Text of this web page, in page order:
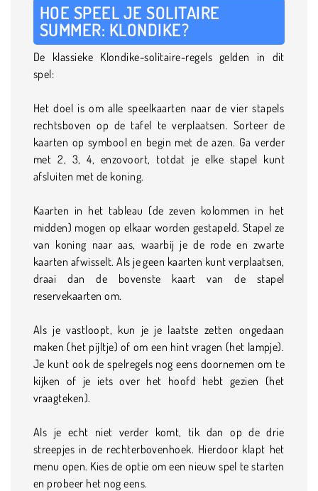
HOE SPEEL JE SOLITAIRE
SUMMER: KLONDIKE?
De klassieke Klondike-solitaire-regels gelden in dit
spel:
Het doel is om alle speelkaarten naar de vier stapels
rechtsboven op de tafel te verplaatsen. Sorteer de
kaarten op symbool en begin met de azen. Ga verder
met 2, 3, 4, enzovoort, totdat je elke stapel kunt
afsluiten met de koning.
Kaarten in het tableau (de zeven kolommen in het
midden) mogen op elkaar worden gestapeld. Stapel ze
van koning naar aas, waarbij je de rode en zwarte
kaarten afwisselt. Als je geen kaarten kunt verplaatsen,
draai dan de bovenste kaart van de stapel
reservekaarten om.
Als je vastloopt, kun je je laatste zetten ongedaan
maken (het pijltje) of om een hint vragen (het lampje).
Je kunt ook de spelregels nog eens doornemen om te
kijken of je iets over het hoofd hebt gezien (het
vraagteken).
Als je echt niet verder komt, tik dan op de drie
streepjes in de rechterbovenhoek. Hierdoor klapt het
menu open. Kies de optie om een nieuw spel te starten
en probeer het nog eens.